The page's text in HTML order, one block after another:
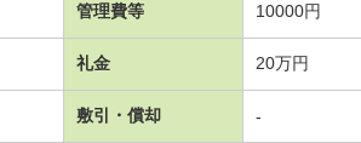
管理費等 10000円
礼金 20万円
敷引・償却 -